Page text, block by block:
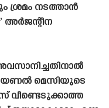
ശ്രമം നടത്താൻ
അർജന്റീന
ലയണൽ മെസിയുടെ
വീണ്ടെടുക്കാത്ത